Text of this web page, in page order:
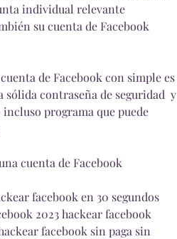
individual relevante
su cuenta de Facebook
de Facebook con simple es
sólida contraseña de seguridad  y
programa que puede
cuenta de Facebook
facebook en 30 segundos
2023 hackear facebook
facebook sin paga sin